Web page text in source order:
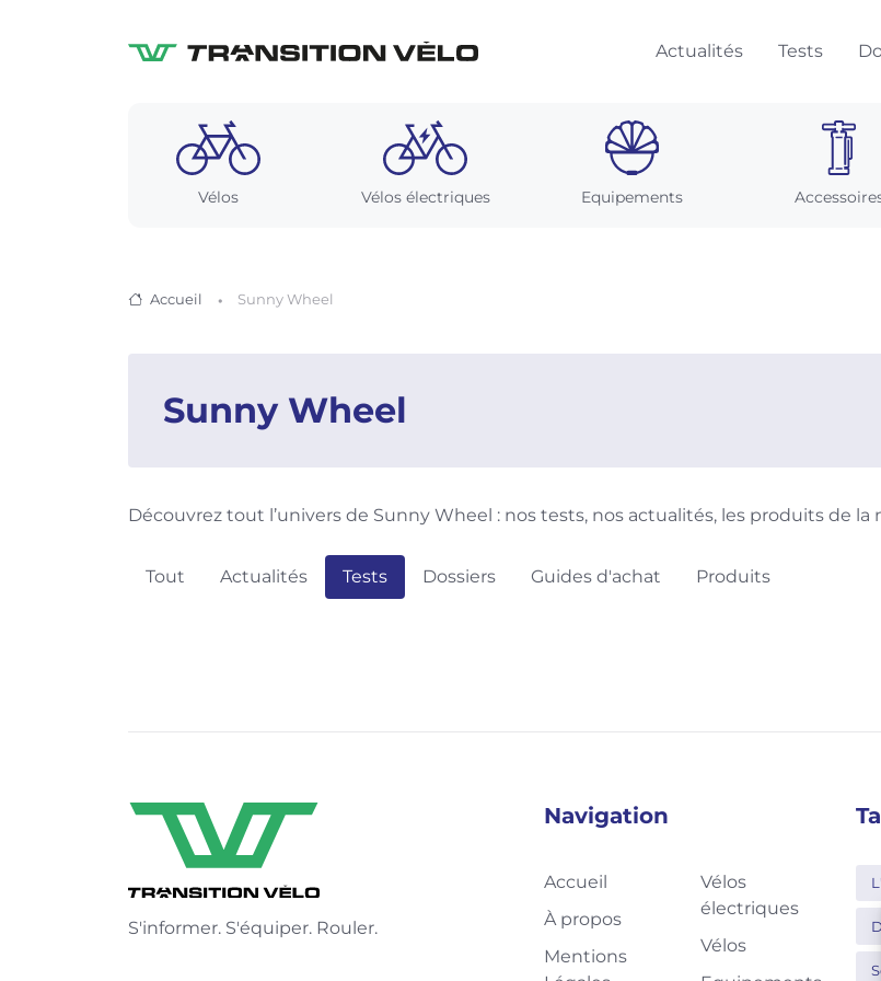
Actualités Tests
Vélos Vélos électriques Equipements
Accueil Sunny Wheel
Sunny Wheel
Découvrez tout l’univers de Sunny Wheel : nos tests, nos actualités, les produits de la
Tout Actualités Tests Dossiers Guides d'achat Produits
S'informer. S'équiper. Rouler.
Navigation
Accueil
À propos
Mentions
Vélos
électriques
Vélos